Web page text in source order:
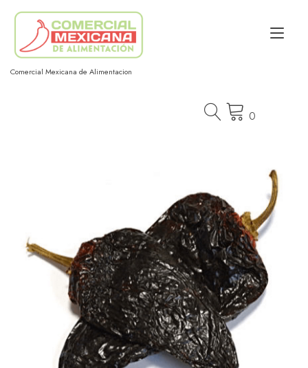
contenido
Comercial Mexicana de Alimentacion
0